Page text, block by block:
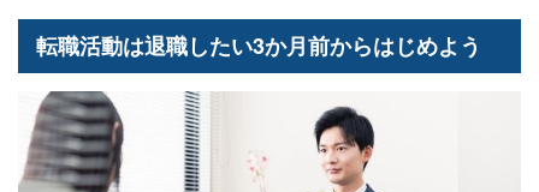
転職活動は退職したい3か月前からはじめよう